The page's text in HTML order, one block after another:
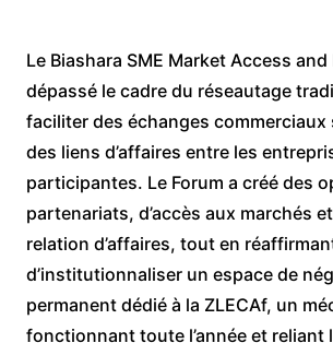
Le Biashara SME Market Access and
dépassé le cadre du réseautage
faciliter des échanges
des liens d’affaires entre les
participantes. Le Forum a créé des
partenariats, d’accès aux marchés
relation d’affaires, tout en
d’institutionnaliser un espace de
permanent dédié à la ZLECAf, un
fonctionnant toute l’année et reliant